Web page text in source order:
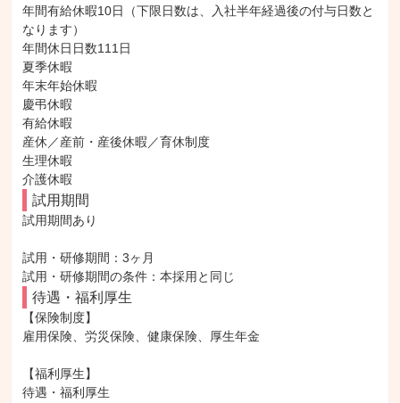
年間有給休暇10日（下限日数は、入社半年経過後の付与日数と
なります）
年間休日日数111日
夏季休暇
年末年始休暇
慶弔休暇
有給休暇
産休／産前・産後休暇／育休制度
生理休暇
介護休暇
試用期間
試用期間あり
試用・研修期間：3ヶ月
待遇・福利厚生
【保険制度】
雇用保険、労災保険、健康保険、厚生年金
【福利厚生】
待遇・福利厚生